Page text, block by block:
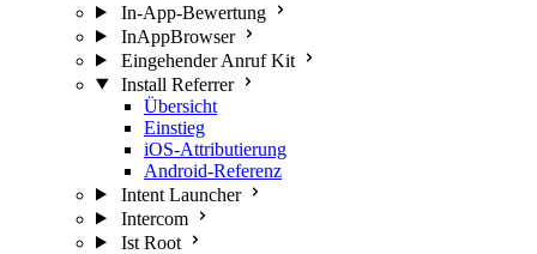
In-App-Bewertung
InAppBrowser
Eingehender Anruf Kit
Install Referrer
Übersicht
Einstieg
iOS-Attributierung
Android-Referenz
Intent Launcher
Intercom
Ist Root